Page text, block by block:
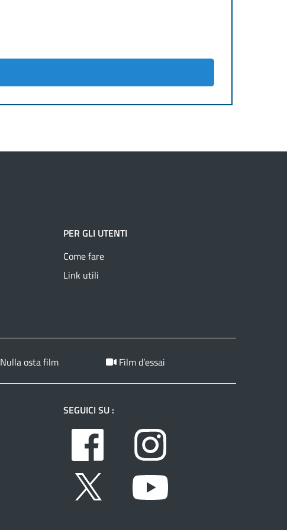
PER GLI UTENTI
Come fare
Link utili
Nulla osta film Film d’essai
SEGUICI SU :
Facebook
Twitter